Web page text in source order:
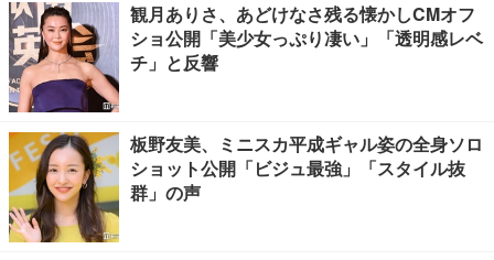
観月ありさ、あどけなさ残る懐かしCMオフ
ショ公開「美少女っぷり凄い」「透明感レベ
チ」と反響
板野友美、ミニスカ平成ギャル姿の全身ソロ
ショット公開「ビジュ最強」「スタイル抜
群」の声